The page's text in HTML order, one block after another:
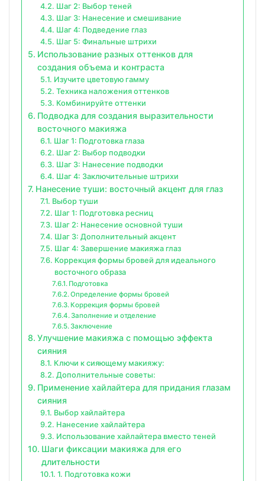
Шаг 2: Выбор теней
Шаг 3: Нанесение и смешивание
Шаг 4: Подведение глаз
Шаг 5: Финальные штрихи
Использование разных оттенков для
создания объема и контраста
Изучите цветовую гамму
Техника наложения оттенков
Комбинируйте оттенки
Подводка для создания выразительности
восточного макияжа
Шаг 1: Подготовка глаза
Шаг 2: Выбор подводки
Шаг 3: Нанесение подводки
Шаг 4: Заключительные штрихи
Нанесение туши: восточный акцент для глаз
Выбор туши
Шаг 1: Подготовка ресниц
Шаг 2: Нанесение основной туши
Шаг 3: Дополнительный акцент
Шаг 4: Завершение макияжа глаз
Коррекция формы бровей для идеального
восточного образа
Подготовка
Определение формы бровей
Коррекция формы бровей
Заполнение и отделение
Заключение
Улучшение макияжа с помощью эффекта
сияния
Ключи к сияющему макияжу:
Дополнительные советы:
Применение хайлайтера для придания глазам
сияния
Выбор хайлайтера
Нанесение хайлайтера
Использование хайлайтера вместо теней
Шаги фиксации макияжа для его
длительности
1. Подготовка кожи